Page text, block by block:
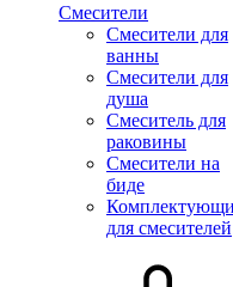
Смесители
Смесители для
ванны
Смесители для
душа
Смеситель для
раковины
Смесители на
биде
для смесителей